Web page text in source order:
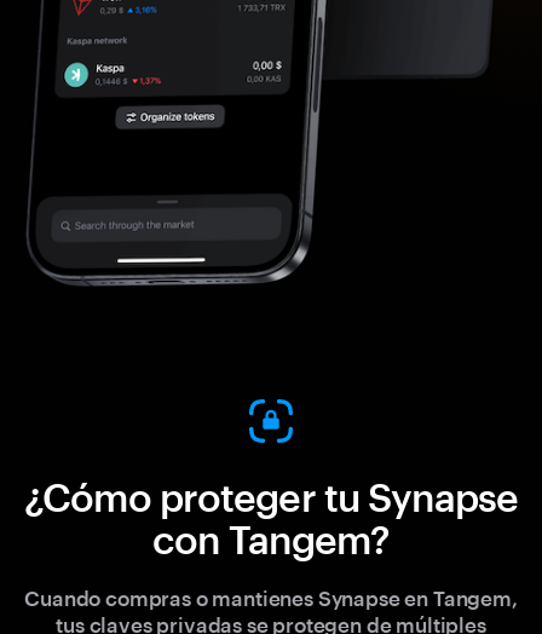
¿Cómo proteger tu Synapse
con Tangem?
Cuando compras o mantienes Synapse en Tangem,
tus claves privadas se protegen de múltiples